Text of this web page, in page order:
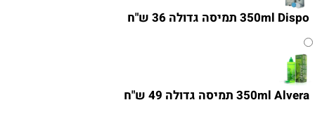
350ml Dispo תמיסה גדולה 36 ש"ח
350ml Alvera תמיסה גדולה 49 ש"ח